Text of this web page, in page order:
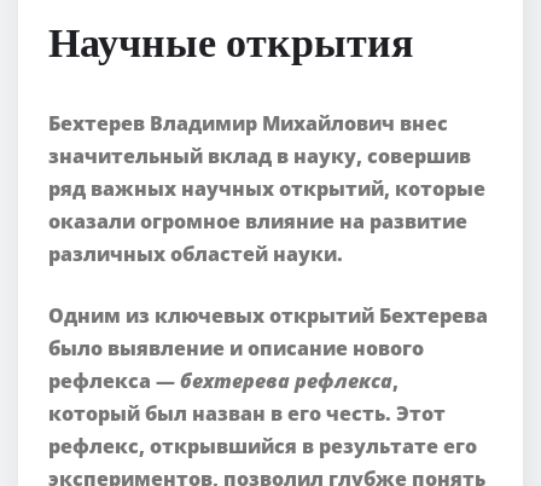
Научные открытия
Бехтерев Владимир Михайлович внес
значительный вклад в науку, совершив
ряд важных научных открытий, которые
оказали огромное влияние на развитие
различных областей науки.
Одним из ключевых открытий Бехтерева
было выявление и описание нового
рефлекса —бехтерева рефлекса,
который был назван в его честь. Этот
рефлекс, открывшийся в результате его
экспериментов, позволил глубже понять